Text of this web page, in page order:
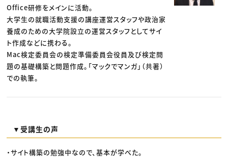
Office研修をメインに活動。
大学生の就職活動支援の講座運営スタッフや政治家
養成のための大学院設立の運営スタッフとしてサイ
ト作成などに携わる。
Mac検定委員会の検定準備委員会役員及び検定問
題の基礎構築と問題作成。「マックでマンガ」（共著）
での執筆。
▼受講生の声
・サイト構築の勉強中なので、基本が学べた。